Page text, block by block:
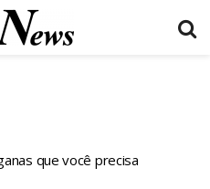
que você precisa